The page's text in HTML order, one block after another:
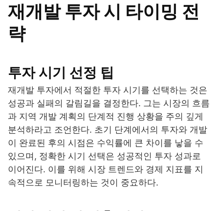
재개발 투자 시 타이밍 전
략
투자 시기 선정 팁
재개발 투자에서 적절한 투자 시기를 선택하는 것은
성공과 실패의 갈림길을 결정한다. 그는 시장의 흐름
과 지역 개발 계획의 단계적 진행 상황을 주의 깊게
분석하라고 조언한다. 초기 단계에서의 투자와 개발
이 완료된 후의 시점은 수익률에 큰 차이를 낳을 수
있으며, 정확한 시기 선택은 성공적인 투자 성과로
이어진다. 이를 위해 시장 트렌드와 경제 지표를 지
속적으로 모니터링하는 것이 중요하다.